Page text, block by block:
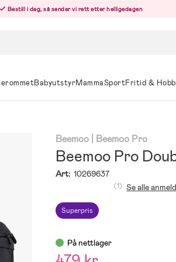
Bestill i dag, så sender vi rett etter helligedagen
BabyutstyrMammaSportFritid &
Beemoo | Beemoo Pro
Beemoo Pro
Art: 10269637
Superpris
(1) Se alle
På nettlager